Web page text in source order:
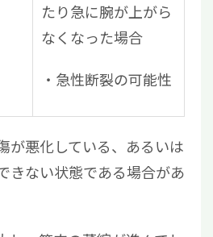
たり急に腕が上がら
なくなった場合
・急性断裂の可能性
が悪化している、あるいは
きない状態である場合があ